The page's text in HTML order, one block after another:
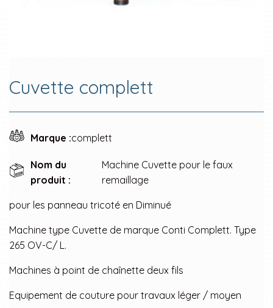
Cuvette complett
Marque :complett
Nom du
produit :
Machine Cuvette pour le faux
remaillage
pour les panneau tricoté en Diminué
Machine type Cuvette de marque Conti Complett. Type
265 OV-C/ L.
Machines à point de chaînette deux fils
Equipement de couture pour travaux léger / moyen